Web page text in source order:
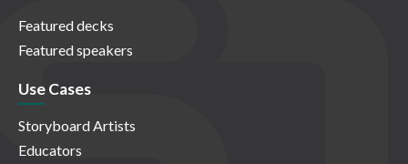
Featured decks
Featured speakers
Use Cases
Storyboard Artists
Educators